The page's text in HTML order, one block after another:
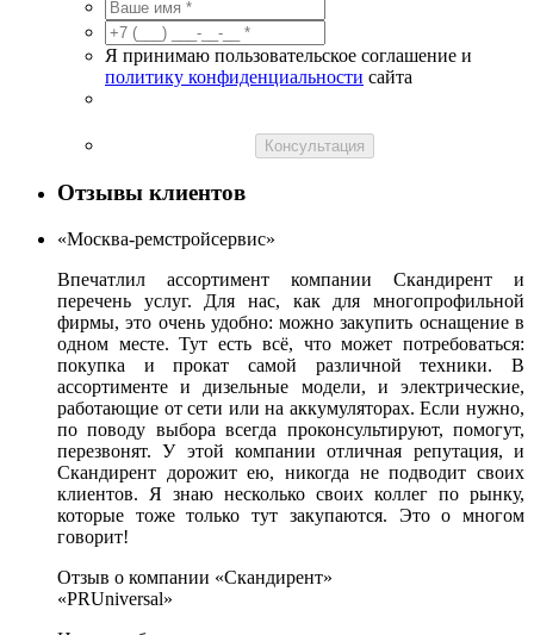
Я принимаю пользовательское соглашение и
политику конфиденциальности сайта
Консультация
Отзывы клиентов
«Москва-ремстройсервис»
Впечатлил ассортимент компании Скандирент и
перечень услуг. Для нас, как для многопрофильной
фирмы, это очень удобно: можно закупить оснащение в
одном месте. Тут есть всё, что может потребоваться:
покупка и прокат самой различной техники. В
ассортименте и дизельные модели, и электрические,
работающие от сети или на аккумуляторах. Если нужно,
по поводу выбора всегда проконсультируют, помогут,
перезвонят. У этой компании отличная репутация, и
Скандирент дорожит ею, никогда не подводит своих
клиентов. Я знаю несколько своих коллег по рынку,
которые тоже только тут закупаются. Это о многом
говорит!
Отзыв о компании «Скандирент»
«PRUniversal»